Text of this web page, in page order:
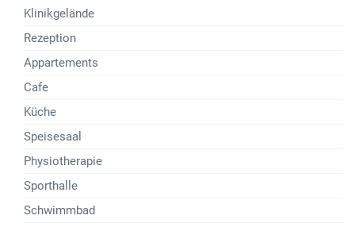
Klinikgelände
Rezeption
Appartements
Cafe
Küche
Speisesaal
Physiotherapie
Sporthalle
Schwimmbad